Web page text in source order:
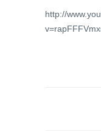
http://